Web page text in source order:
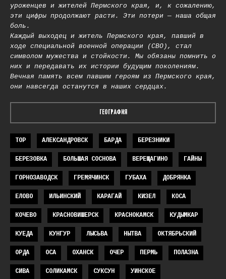
уроженцев и жителей Пермского края, и, к сожалению,
эти цифры продолжают расти. Эти потери — наша общая
боль.
Каждый выходец и житель Пермского края, павший в
ходе специальной военной операции (СВО), стал
символом мужества и стойкости. Мы обязаны помнить о
них и передавать их истории будущим поколениям.
Вечная память всем павшим героям из Пермского края,
они навсегда останутся в наших сердцах.
ГЕОГРАФИЯ
TOP АЛЕКСАНДРОВСК БАРДА БЕРЕЗНИКИ
БЕРЕЗОВКА БОЛЬШАЯ СОСНОВА ВЕРЕЩАГИНО ГАЙНЫ
ГОРНОЗАВОДСК ГРЕМЯЧИНСК ГУБАХА ДОБРЯНКА
ЕЛОВО ИЛЬИНСКИЙ КАРАГАЙ КИЗЕЛ КОСА
КОЧЕВО КРАСНОВИШЕРСК КРАСНОКАМСК КУДЫМКАР
КУЕДА КУНГУР ЛЫСЬВА НЫТВА ОКТЯБРЬСКИЙ
ОРДА ОСА ОХАНСК ОЧЕР ПЕРМЬ ПОЛАЗНА
СИВА СОЛИКАМСК СУКСУН УИНСКОЕ